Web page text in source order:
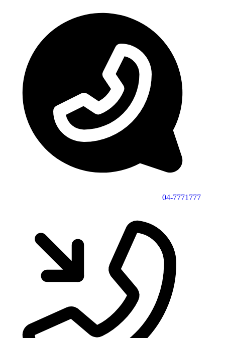
04-7771777